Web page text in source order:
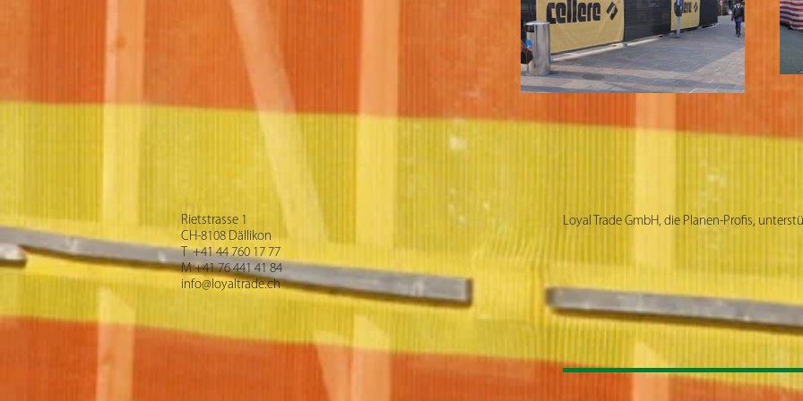
Rietstrasse 1
CH-8108 Dällikon
T +41 44 760 17 77
M +41 76 441 41 84
info@loyaltrade.ch
Loyal Trade GmbH, die Planen-Profis,